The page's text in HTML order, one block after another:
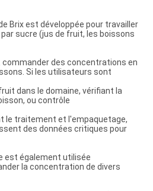
Brix est développée pour travailler
sucre (jus de fruit, les boissons
commander des concentrations en
Si les utilisateurs sont
dans le domaine, vérifiant la
ou contrôle
le traitement et l'empaquetage,
des données critiques pour
est également utilisée
la concentration de divers